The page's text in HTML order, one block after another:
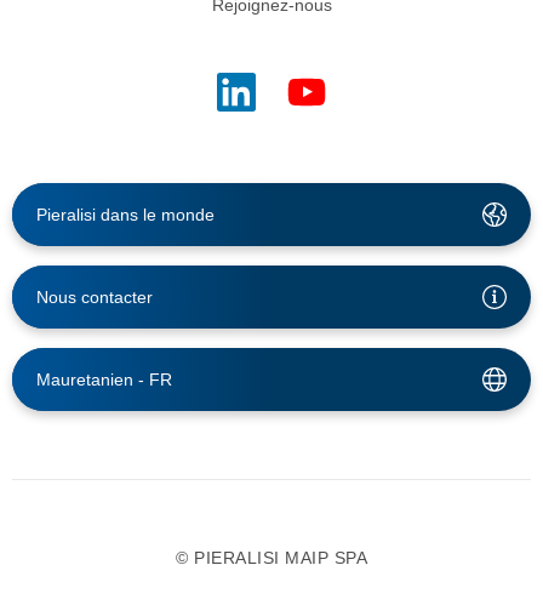
Rejoignez-nous
Pieralisi dans le monde
Nous contacter
Mauretanien - FR
© PIERALISI MAIP SPA